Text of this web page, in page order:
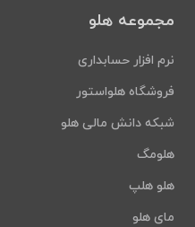
مجموعه هلو
نرم افزار حسابداری
فروشگاه هلواستور
شبکه دانش مالی هلو
هلومگ
هلو هلپ
مای هلو